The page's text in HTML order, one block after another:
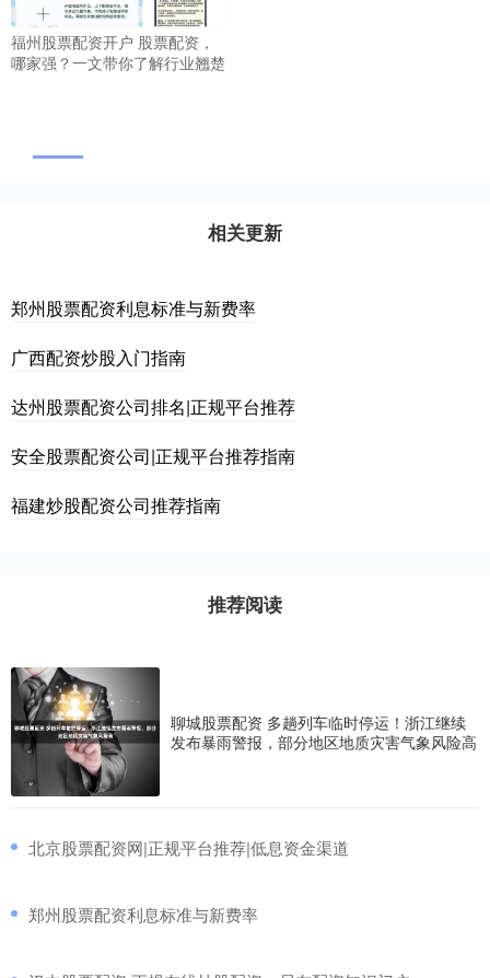
福州股票配资开户 股票配资，
哪家强？一文带你了解行业翘楚
相关更新
郑州股票配资利息标准与新费率
广西配资炒股入门指南
达州股票配资公司排名|正规平台推荐
安全股票配资公司|正规平台推荐指南
福建炒股配资公司推荐指南
推荐阅读
聊城股票配资 多趟列车临时停运！浙江继续
发布暴雨警报，部分地区地质灾害气象风险高
​北京股票配资网|正规平台推荐|低息资金渠道
​郑州股票配资利息标准与新费率